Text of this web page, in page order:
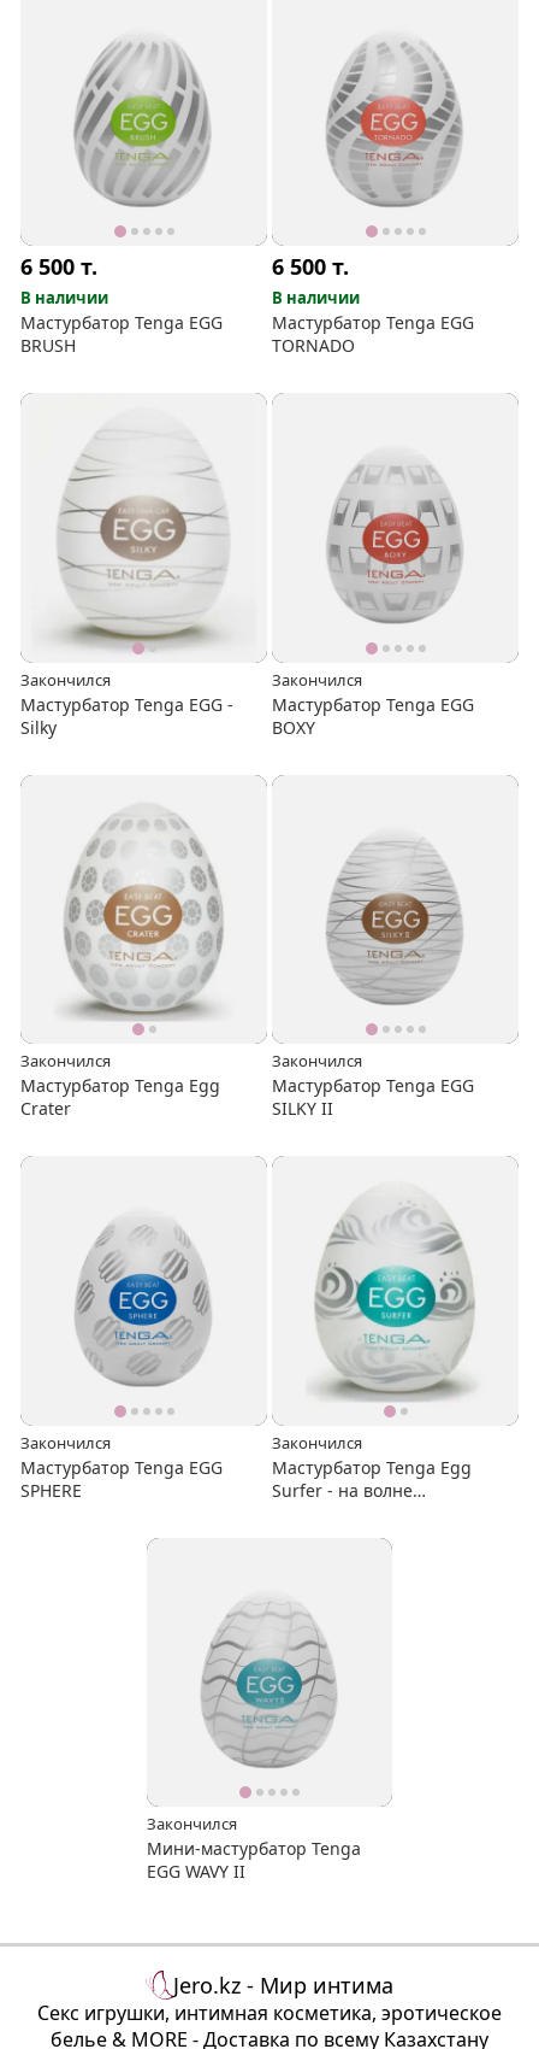
6 500т.
В наличии
Мастурбатор Tenga EGG
BRUSH
6 500т.
В наличии
Мастурбатор Tenga EGG
TORNADO
Закончился
Мастурбатор Tenga EGG -
Silky
Закончился
Мастурбатор Tenga EGG
BOXY
Закончился
Мастурбатор Tenga Egg
Crater
Закончился
Мастурбатор Tenga EGG
SILKY II
Закончился
Мастурбатор Tenga EGG
SPHERE
Закончился
Мастурбатор Tenga Egg
Surfer - на волне
Закончился
Мини-мастурбатор Tenga
EGG WAVY II
Jero.kz - Мир интима
Секс игрушки, интимная косметика, эротическое
белье & MORE - Доставка по всему Казахстану